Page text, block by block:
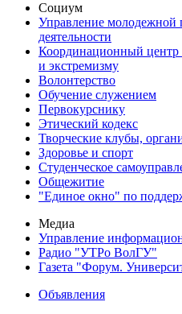
Социум
Управление молодежной
деятельности
Координационный центр
и экстремизму
Волонтерство
Обучение служением
Первокурснику
Этический кодекс
Творческие клубы,
Здоровье и спорт
Студенческое
Общежитие
"Единое окно" по
Медиа
Управление
Радио "УТРо ВолГУ"
Газета "Форум.
Объявления